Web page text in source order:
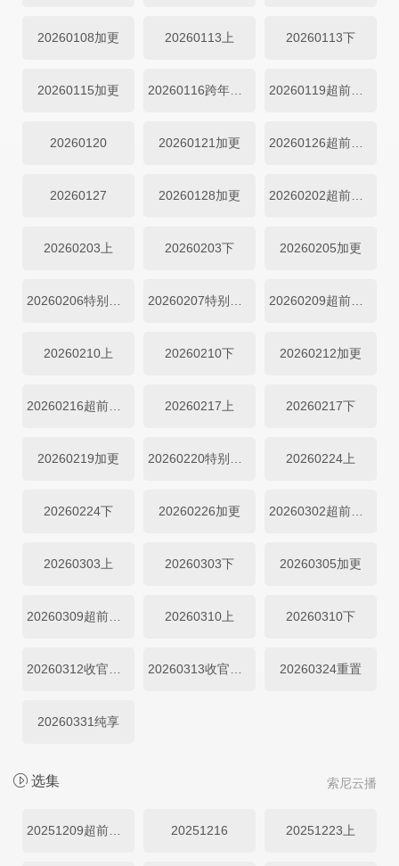
20260108加更 20260113上 20260113下
20260115加更 20260116跨年企划 20260119超前营业
20260120 20260121加更 20260126超前营业
20260127 20260128加更 20260202超前营业
20260203上 20260203下 20260205加更
20260209超前营业
20260210上 20260210下 20260212加更
20260217上 20260217下
20260219加更 20260224上
20260224下 20260226加更 20260302超前营业
20260303上 20260303下 20260305加更
20260310上 20260310下
20260324重置
20260331纯享
索尼云播
选集
20251216 20251223上